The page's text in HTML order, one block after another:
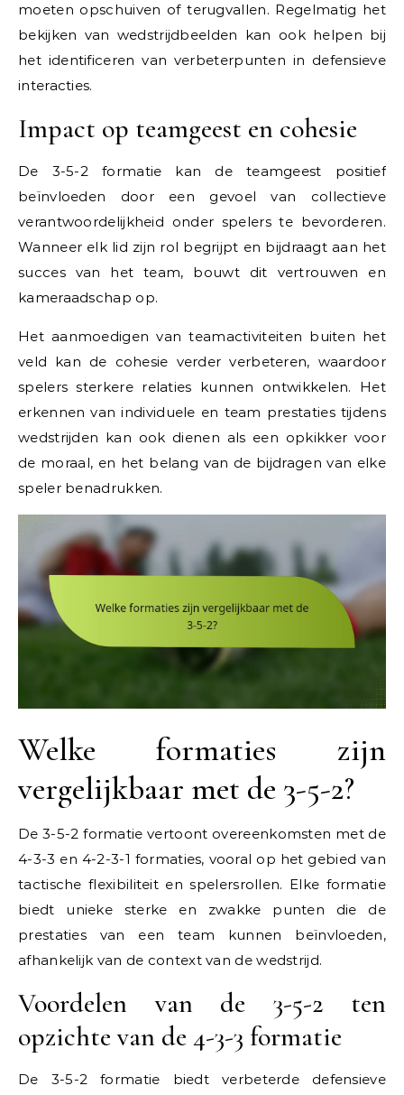
moeten opschuiven of terugvallen. Regelmatig het
bekijken van wedstrijdbeelden kan ook helpen bij
het identificeren van verbeterpunten in defensieve
interacties.
Impact op teamgeest en cohesie
De 3-5-2 formatie kan de teamgeest positief
beïnvloeden door een gevoel van collectieve
verantwoordelijkheid onder spelers te bevorderen.
Wanneer elk lid zijn rol begrijpt en bijdraagt aan het
succes van het team, bouwt dit vertrouwen en
kameraadschap op.
Het aanmoedigen van teamactiviteiten buiten het
veld kan de cohesie verder verbeteren, waardoor
spelers sterkere relaties kunnen ontwikkelen. Het
erkennen van individuele en team prestaties tijdens
wedstrijden kan ook dienen als een opkikker voor
de moraal, en het belang van de bijdragen van elke
speler benadrukken.
Welke formaties zijn
vergelijkbaar met de 3-5-2?
De 3-5-2 formatie vertoont overeenkomsten met de
4-3-3 en 4-2-3-1 formaties, vooral op het gebied van
tactische flexibiliteit en spelersrollen. Elke formatie
biedt unieke sterke en zwakke punten die de
prestaties van een team kunnen beïnvloeden,
afhankelijk van de context van de wedstrijd.
Voordelen van de 3-5-2 ten
opzichte van de 4-3-3 formatie
De 3-5-2 formatie biedt verbeterde defensieve